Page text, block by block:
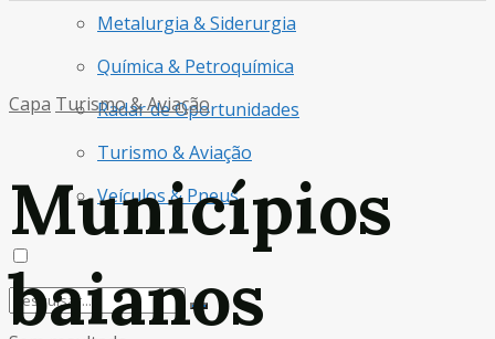
Metalurgia & Siderurgia
Química & Petroquímica
Radar de Oportunidades
Turismo & Aviação
Veículos & Pneus
Capa Turismo & Aviação
Municípios
baianos